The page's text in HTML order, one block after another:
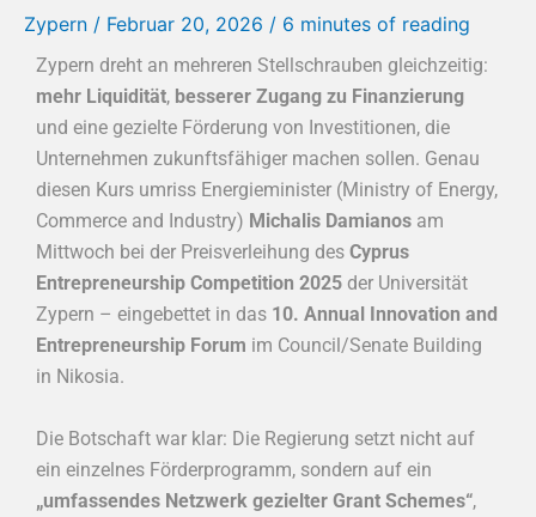
Zypern / Februar 20, 2026 / 6 minutes of reading
Zypern dreht an mehreren Stellschrauben gleichzeitig:
mehr Liquidität, besserer Zugang zu Finanzierung
und eine gezielte Förderung von Investitionen, die
Unternehmen zukunftsfähiger machen sollen. Genau
diesen Kurs umriss Energieminister (Ministry of Energy,
Commerce and Industry) Michalis Damianos am
Mittwoch bei der Preisverleihung des Cyprus
Entrepreneurship Competition 2025 der Universität
Zypern – eingebettet in das 10. Annual Innovation and
Entrepreneurship Forum im Council/Senate Building
in Nikosia.
Die Botschaft war klar: Die Regierung setzt nicht auf
ein einzelnes Förderprogramm, sondern auf ein
„umfassendes Netzwerk gezielter Grant Schemes“,